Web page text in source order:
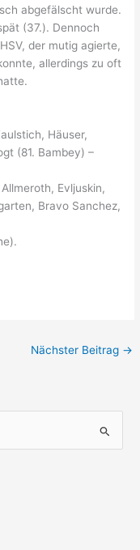
abgefälscht wurde.
(37.). Dennoch
der mutig agierte,
allerdings zu oft
Häuser,
(81. Bambey) –
Evljuskin,
Bravo Sanchez,
Nächster Beitrag →